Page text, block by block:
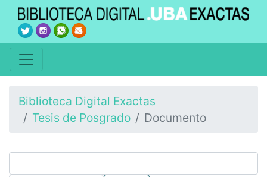
Biblioteca Digital Exactas
Tesis de Posgrado
Documento